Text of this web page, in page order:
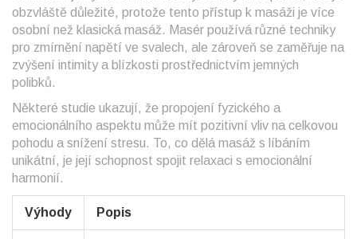
obzvláště důležité, protože tento přístup k masáži je více
osobní než klasická masáž. Masér používá různé techniky
pro zmírnění napětí ve svalech, ale zároveň se zaměřuje na
zvýšení intimity a blízkosti prostřednictvím jemných
polibků.
Některé studie ukazují, že propojení fyzického a
emocionálního aspektu může mít pozitivní vliv na celkovou
pohodu a snížení stresu. To, co dělá masáž s líbáním
unikátní, je její schopnost spojit relaxaci s emocionální
harmonií.
Výhody Popis